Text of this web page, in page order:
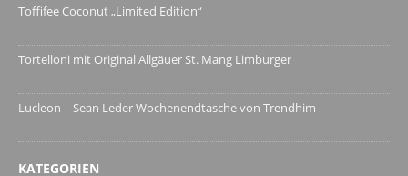
Toffifee Coconut „Limited Edition“
Tortelloni mit Original Allgäuer St. Mang Limburger
Lucleon – Sean Leder Wochenendtasche von Trendhim
KATEGORIEN